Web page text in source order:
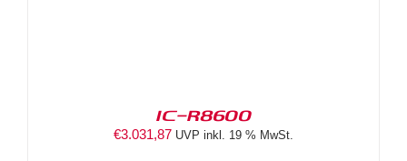
IC-R8600
€3.031,87 UVP inkl. 19 % MwSt.